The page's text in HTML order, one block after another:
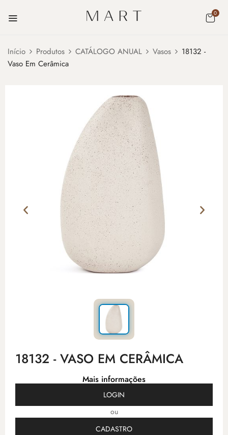
0
Início Produtos CATÁLOGO ANUAL Vasos
18132 -
Vaso Em Cerâmica
18132 - VASO EM CERÂMICA
Mais informações
LOGIN
ou
CADASTRO